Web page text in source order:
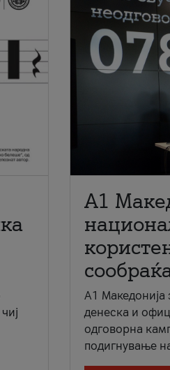
A1
A1
денеска и
одговорна
подигнување